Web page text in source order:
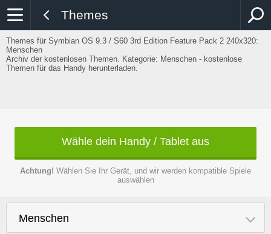
Themes
Themes für Symbian OS 9.3 / S60 3rd Edition Feature Pack 2 240x320:
Menschen
Archiv der kostenlosen Themen. Kategorie: Menschen - kostenlose
Themen für das Handy herunterladen.
Wähle dein Handy / Tablet aus
Achtung! Wählen Sie Ihr Gerät, und wir werden kompatible Spiele
auswählen
Menschen